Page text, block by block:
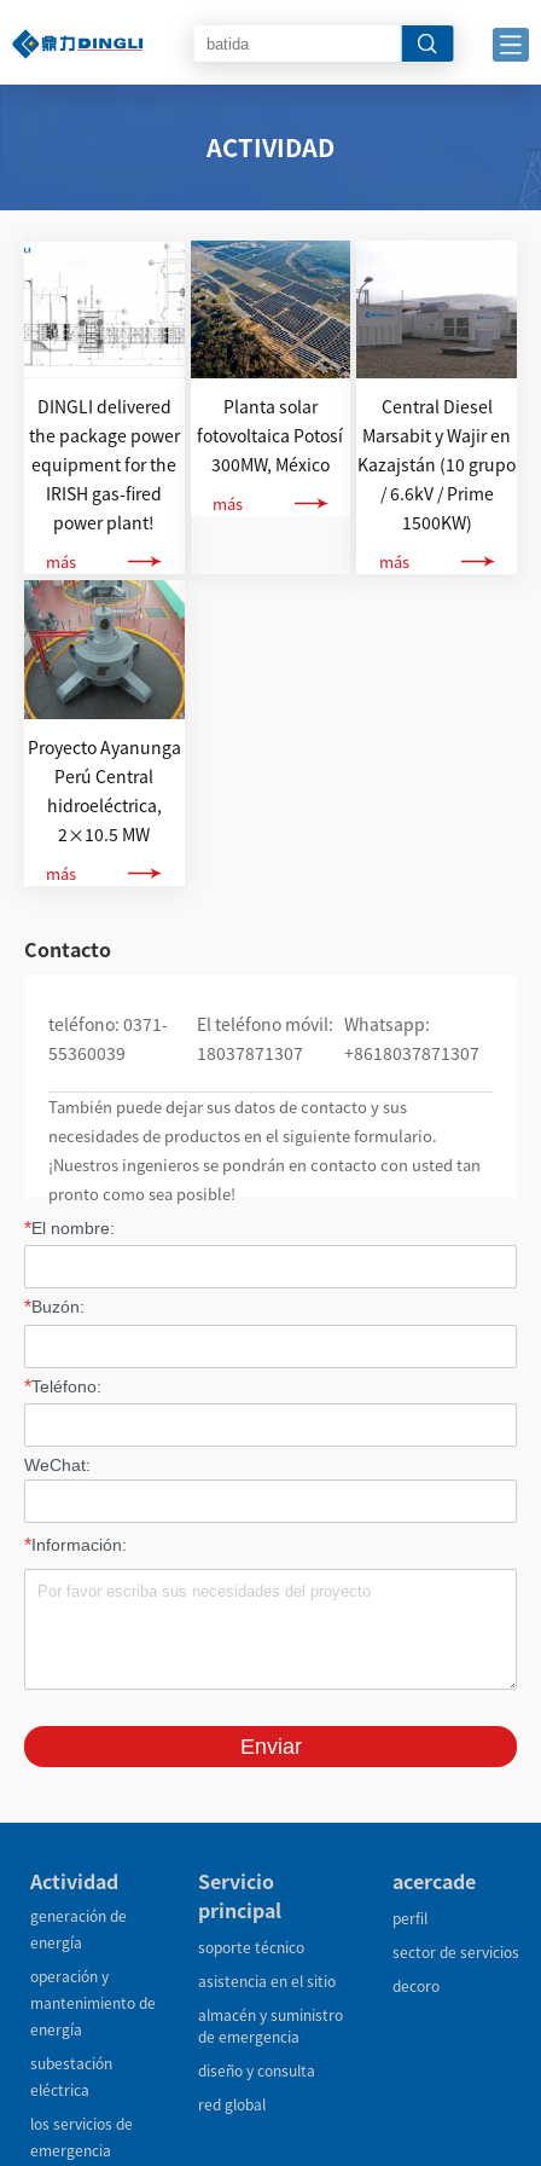
ACTIVIDAD
DINGLI delivered
the package power
equipment for the
IRISH gas-fired
power plant!
más
Planta solar
fotovoltaica Potosí
300MW, México
más
Central Diesel
Marsabit y Wajir en
Kazajstán (10 grupo
/ 6.6kV / Prime
1500KW)
más
Proyecto Ayanunga
Perú Central
hidroeléctrica,
2×10.5 MW
más
Contacto
teléfono: 0371-
55360039
El teléfono móvil:
18037871307
Whatsapp:
+8618037871307
También puede dejar sus datos de contacto y sus
necesidades de productos en el siguiente formulario.
¡Nuestros ingenieros se pondrán en contacto con usted tan
pronto como sea posible!
Actividad
generación de
energía
operación y
mantenimiento de
energía
subestación
eléctrica
los servicios de
emergencia
Servicio
principal
soporte técnico
asistencia en el sitio
almacén y suministro
de emergencia
diseño y consulta
red global
acercade
perfil
sector de servicios
decoro